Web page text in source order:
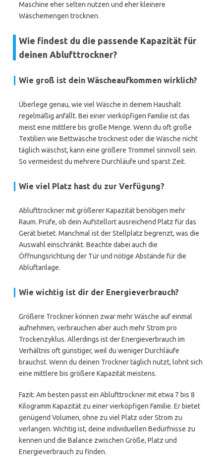
Maschine eher selten nutzen und eher kleinere
Wäschemengen trocknen.
Wie findest du die passende Kapazität für
deinen Ablufttrockner?
Wie groß ist dein Wäscheaufkommen wirklich?
Überlege genau, wie viel Wäsche in deinem Haushalt
regelmäßig anfällt. Bei einer vierköpfigen Familie ist das
meist eine mittlere bis große Menge. Wenn du oft große
Textilien wie Bettwäsche trocknest oder die Wäsche nicht
täglich wäschst, kann eine größere Trommel sinnvoll sein.
So vermeidest du mehrere Durchläufe und sparst Zeit.
Wie viel Platz hast du zur Verfügung?
Ablufttrockner mit größerer Kapazität benötigen mehr
Raum. Prüfe, ob dein Aufstellort ausreichend Platz für das
Gerät bietet. Manchmal ist der Stellplatz begrenzt, was die
Auswahl einschränkt. Beachte dabei auch die
Öffnungsrichtung der Tür und nötige Abstände für die
Abluftanlage.
Wie wichtig ist dir der Energieverbrauch?
Größere Trockner können zwar mehr Wäsche auf einmal
aufnehmen, verbrauchen aber auch mehr Strom pro
Trockenzyklus. Allerdings ist der Energieverbrauch im
Verhältnis oft günstiger, weil du weniger Durchläufe
brauchst. Wenn du deinen Trockner täglich nutzt, lohnt sich
eine mittlere bis größere Kapazität meistens.
Fazit: Am besten passt ein Ablufttrockner mit etwa 7 bis 8
Kilogramm Kapazität zu einer vierköpfigen Familie. Er bietet
genügend Volumen, ohne zu viel Platz oder Strom zu
verlangen. Wichtig ist, deine individuellen Bedürfnisse zu
kennen und die Balance zwischen Größe, Platz und
Energieverbrauch zu finden.